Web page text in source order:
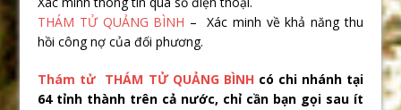
THÁM TỬ QUẢNG BÌNH – Xác minh về khả năng thu
hồi công nợ của đối phương.
Thám tử THÁM TỬ QUẢNG BÌNH có chi nhánh tại
64 tỉnh thành trên cả nước, chỉ cần bạn gọi sau ít